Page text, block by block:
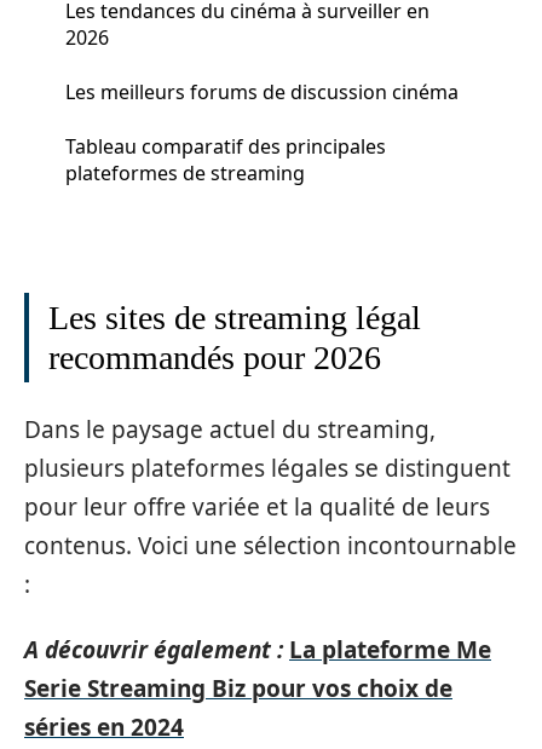
Les tendances du cinéma à surveiller en
2026
Les meilleurs forums de discussion cinéma
Tableau comparatif des principales
plateformes de streaming
Les sites de streaming légal
recommandés pour 2026
Dans le paysage actuel du streaming,
plusieurs plateformes légales se distinguent
pour leur offre variée et la qualité de leurs
contenus. Voici une sélection incontournable
:
A découvrir également : La plateforme Me
Serie Streaming Biz pour vos choix de
séries en 2024